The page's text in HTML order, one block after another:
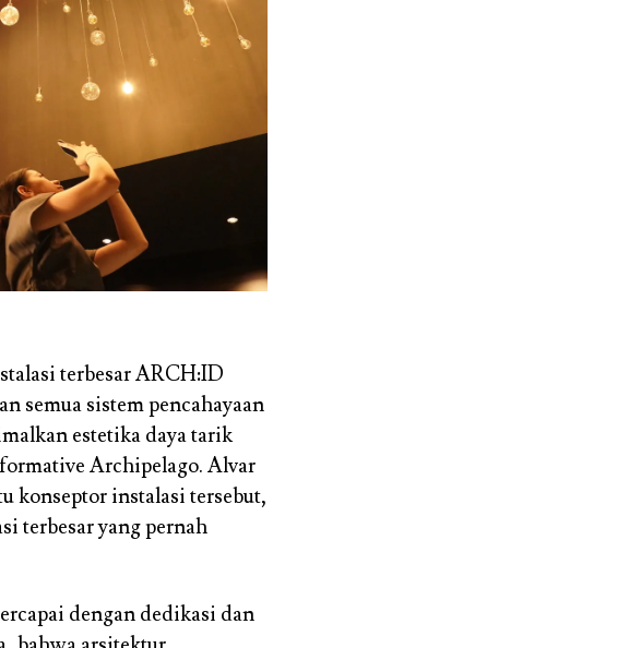
terbesar ARCH:ID
semua sistem pencahayaan
estetika daya tarik
Archipelago. Alvar
konseptor instalasi tersebut,
terbesar yang pernah
dengan dedikasi dan